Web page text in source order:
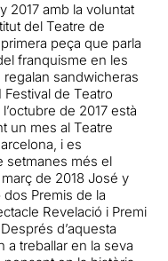
2017 amb la voluntat
del Teatre de
peça que parla
franquisme en les
sandwicheras
de Teatro
de 2017 està
un mes al Teatre
i es
setmanes més el
de 2018 José y
Premis de la
Revelació i Premi
d’aquesta
a treballar en la seva